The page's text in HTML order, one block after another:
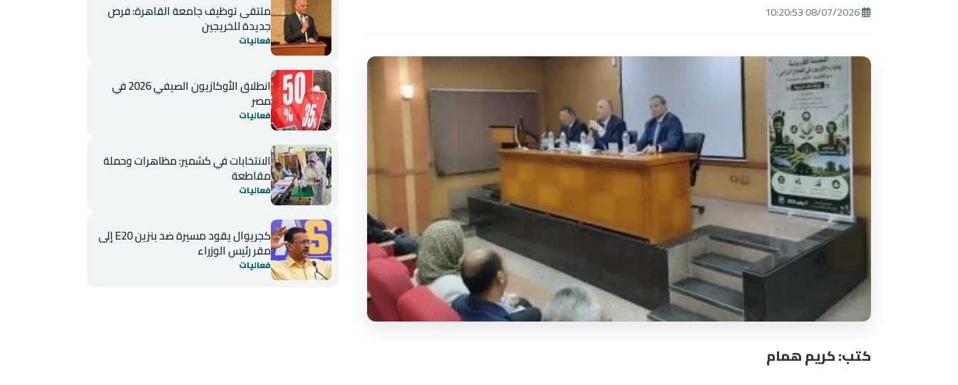
كتب: كريم همام
ملتقى توظيف جامعة القاهرة: فرص
جديدة للخريجين
فعاليات
انطلاق الأوكازيون الصيفي 2026 في
مصر
فعاليات
الانتخابات في كشمير: مظاهرات وحملة
مقاطعة
فعاليات
كجريوال يقود مسيرة ضد بنزين E20 إلى
مقر رئيس الوزراء
فعاليات